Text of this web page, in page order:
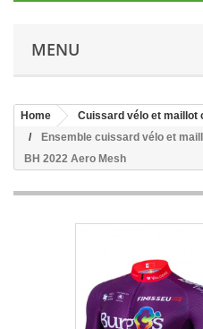
MENU
Home
Cuissard vélo et maillot
Ensemble cuissard vélo et
BH 2022 Aero Mesh